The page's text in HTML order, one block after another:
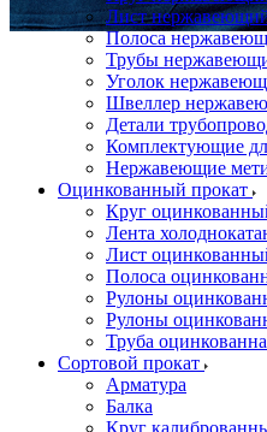
Лист
Полоса
Трубы
Уголок
Швеллер
Детали
Комплектующие
Нержавеющие
Оцинкованный прокат
Круг
Лента
Лист
Полоса
Рулоны
Рулоны
Труба
Сортовой прокат
Арматура
Балка
Круг